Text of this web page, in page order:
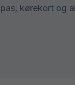
kørekort og